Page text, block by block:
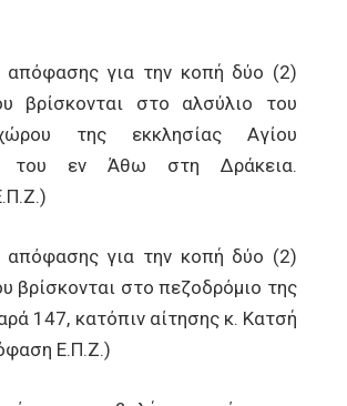
για την κοπή δύο (2)
βρίσκονται στο αλσύλιο του
της εκκλησίας Αγίου
του εν Άθω στη Δράκεια.
για την κοπή δύο (2)
βρίσκονται στο πεζοδρόμιο της
147, κατόπιν αίτησης κ. Κατσή
Ε.Π.Ζ.)